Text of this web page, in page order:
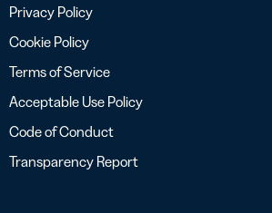
Privacy Policy
Cookie Policy
Terms of Service
Acceptable Use Policy
Code of Conduct
Transparency Report